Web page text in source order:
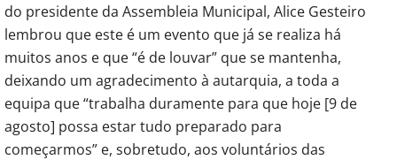
do presidente da Assembleia Municipal, Alice Gesteiro
lembrou que este é um evento que já se realiza há
muitos anos e que “é de louvar” que se mantenha,
deixando um agradecimento à autarquia, a toda a
equipa que “trabalha duramente para que hoje [9 de
agosto] possa estar tudo preparado para
começarmos” e, sobretudo, aos voluntários das